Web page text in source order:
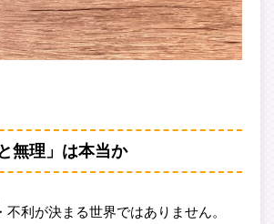
無理」は本当か
不利が決まる世界ではありません。